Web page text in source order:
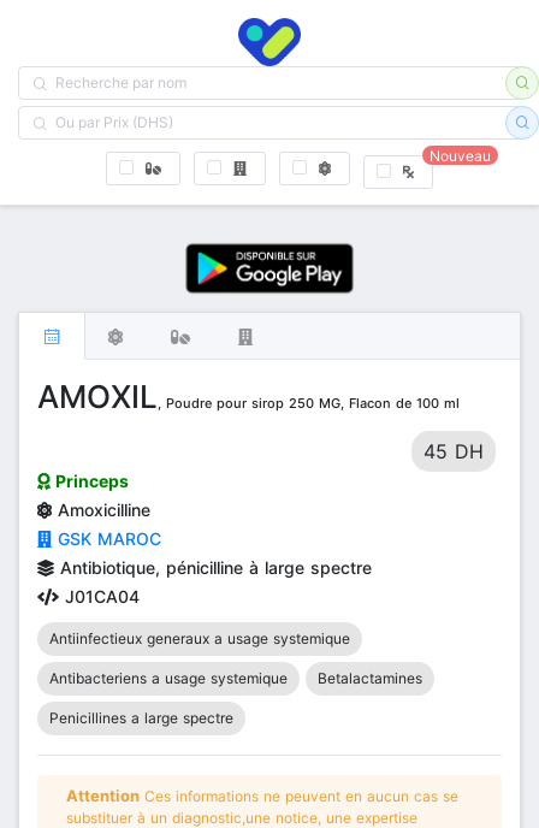
Nouveau
AMOXIL, Poudre pour sirop 250 MG, Flacon de 100 ml
45 DH
Princeps
Amoxicilline
GSK MAROC
Antibiotique, pénicilline à large spectre
J01CA04
Antiinfectieux generaux a usage systemique
Antibacteriens a usage systemique Betalactamines
Penicillines a large spectre
Attention Ces informations ne peuvent en aucun cas se
substituer à un diagnostic,une notice, une expertise